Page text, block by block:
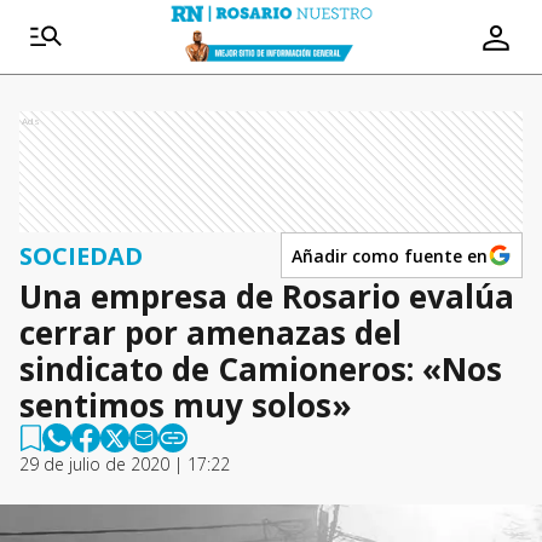
Ads
SOCIEDAD Añadir como fuente en
Una empresa de Rosario evalúa
cerrar por amenazas del
sindicato de Camioneros: «Nos
sentimos muy solos»
29 de julio de 2020 | 17:22